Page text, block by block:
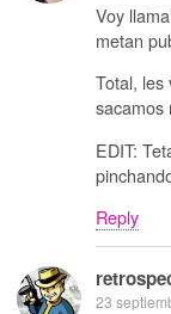
Voy
metan
Total, les
sacamos
EDIT:
Reply
23